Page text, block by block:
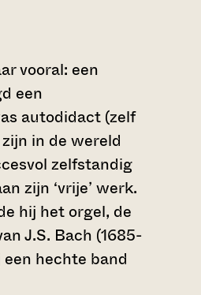
vooral: een
een
autodidact (zelf
in de wereld
zelfstandig
zijn ‘vrije’ werk.
hij het orgel, de
J.S. Bach (1685-
hechte band